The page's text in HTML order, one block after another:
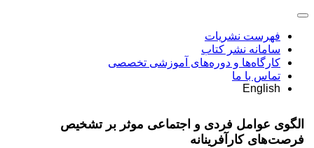
فهرست نشریات
سامانه نشر کتاب
کارگاه‌ها و دوره‌های آموزشی تخصصی
تماس با ما
English
الگوی عوامل فردی و اجتماعی موثر بر تشخیص
فرصت‌های کارآفرینانه